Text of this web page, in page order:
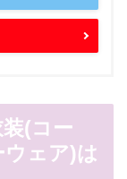
(コー
ウェア)は